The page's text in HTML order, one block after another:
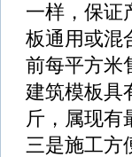
一样，保证
板通用或混
前每平方米
建筑模板具
斤，属现有
三是施工方